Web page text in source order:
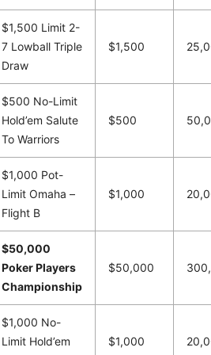
$1,500 Limit 2-
7 Lowball Triple
Draw
$1,500
$500 No-Limit
Hold’em Salute
To Warriors
$500
$1,000 Pot-
Limit Omaha –
Flight B
$1,000
$50,000
Poker Players
Championship
$50,000
$1,000 No-
Limit Hold’em
$1,000